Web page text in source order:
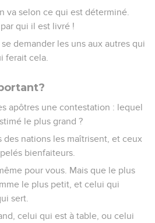
va selon ce qui est déterminé.
qui il est livré !
demander les uns aux autres qui
ferait cela.
apôtres une contestation : lequel
le plus grand ?
des nations les maîtrisent, et ceux
bienfaiteurs.
pour vous. Mais que le plus
le plus petit, et celui qui
sert.
celui qui est à table, ou celui